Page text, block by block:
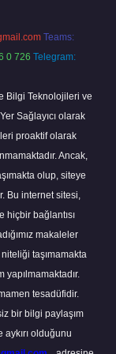
Teams:
0 726 Telegram:
Bilgi Teknolojileri ve
Sağlayıcı olarak
proaktif olarak
Ancak,
olup, siteye
Bu internet sitesi,
hiçbir bağlantısı
makaleler
taşımamakta
yapılmamaktadır.
tesadüfidir.
bir bilgi paylaşım
olduğunu